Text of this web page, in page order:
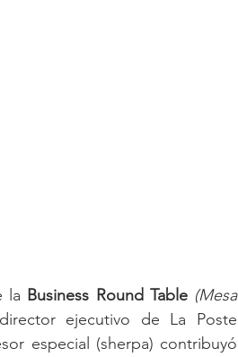
la Business Round Table (Mesa
ejecutivo de La Poste
especial (sherpa) contribuyó